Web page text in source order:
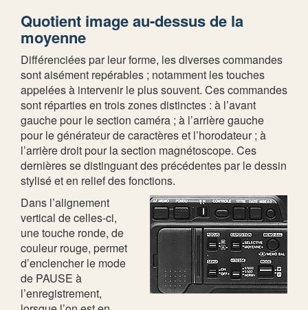
Quotient image au-dessus de la
moyenne
Différenciées par leur forme, les diverses commandes
sont aisément repérables ; notamment les touches
appelées à intervenir le plus souvent. Ces commandes
sont réparties en trois zones distinctes : à l’avant
gauche pour le section caméra ; à l’arrière gauche
pour le générateur de caractères et l’horodateur ; à
l’arrière droit pour la section magnétoscope. Ces
dernières se distinguant des précédentes par le dessin
stylisé et en relief des fonctions.
Dans l’alignement
vertical de celles-ci,
une touche ronde, de
couleur rouge, permet
d’enclencher le mode
de PAUSE à
l’enregistrement,